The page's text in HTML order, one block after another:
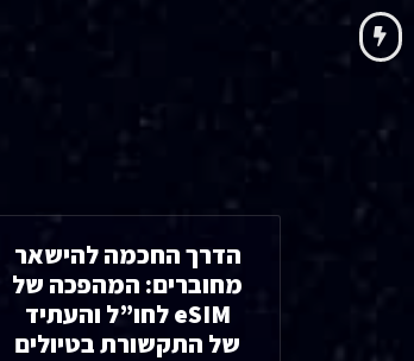
הדרך החכמה להישאר
מחוברים: המהפכה של
eSIM לחו”ל והעתיד
של התקשורת בטיולים